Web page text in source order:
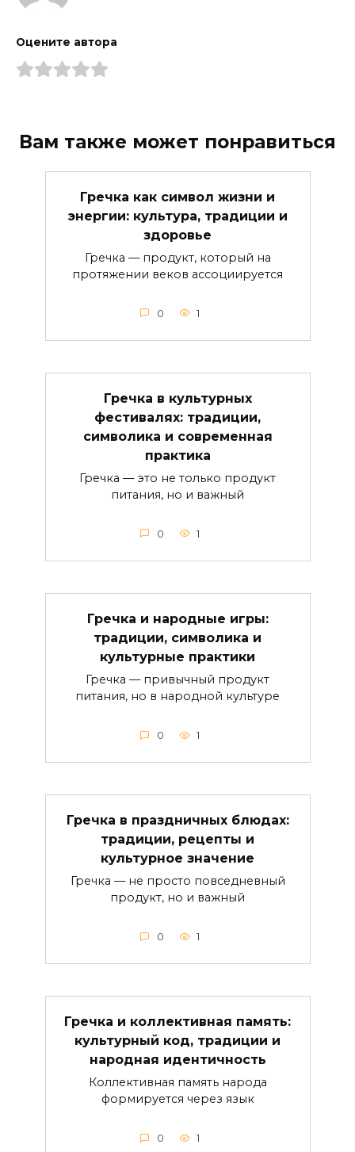
Оцените автора
Вам также может понравиться
Гречка как символ жизни и
энергии: культура, традиции и
здоровье
Гречка — продукт, который на
протяжении веков ассоциируется
0 1
Гречка в культурных
фестивалях: традиции,
символика и современная
практика
Гречка — это не только продукт
питания, но и важный
0 1
Гречка и народные игры:
традиции, символика и
культурные практики
Гречка — привычный продукт
питания, но в народной культуре
0 1
Гречка в праздничных блюдах:
традиции, рецепты и
культурное значение
Гречка — не просто повседневный
продукт, но и важный
0 1
Гречка и коллективная память:
культурный код, традиции и
народная идентичность
Коллективная память народа
формируется через язык
0 1